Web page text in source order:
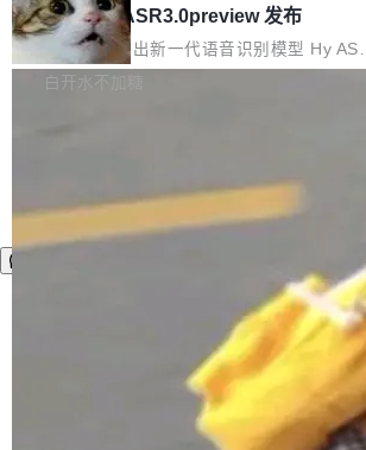
理解大规模代码仓时面临显著"代码仓理解"瓶
颈。 代码仓深度理解服务（以下简称"
e深度理解服务"）是华为云码道（CodeA...
数据。2024年9月3日下午4点，他使用此前登录
的账号密码进入A集群，输入了一条被程序员圈
称为"删库跑路"的命令——最高管理员权限、
oE 架构的大模型，好用到让人上瘾，但 GPU
存永远不够用。 Cloudflare 的 Workers AI 团
一直在跑这些模型的推理。他们在官方博客上
整性保护。效果是：吞吐量提升 41%，每
成本降低 30%，精度不变。 FP8 省的不仅是显
存 KV cache 是推理时最吃显...
腾讯混元 Hy ASR3.0preview 发布
腾讯混元正式推出新一代语音识别模型 Hy
3.0preview。基于最新一代大语言模型 Hy3 的
让语音识别不再只是听清，而是真正听懂。通过
先理解你的语境和意图，再把准确的文字直接给
到你。从“逐字转写、单点优化”演进为“理解语
境、兼容场景、一键直出”。 Hy ASR 3.0
w 不要求标准普通话，方言识别覆盖粤语、吴
等 10 大方言片区和 20 余个二级小片区。在开
源评测集中，Hy ASR 3.0 preview 在多语种的
白开水不加糖